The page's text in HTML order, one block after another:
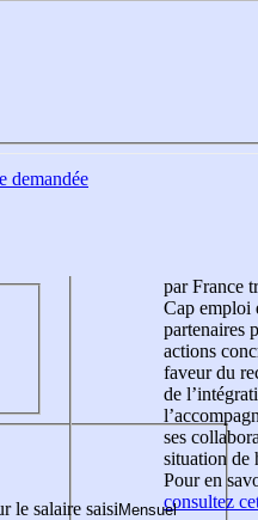
demandée
le salaire saisi
par France
Cap emploi
partenaires
actions
faveur du
de
ses
situation de
Pour en
consultez